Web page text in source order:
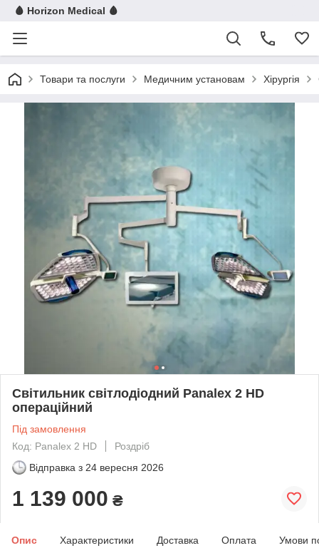
🩸 Horizon Medical 🩸
Товари та послуги Медичним установам Хірургія
Світильник світлодіодний Panalex 2 HD
операційний
Під замовлення
Код: Panalex 2 HD
Роздріб
Відправка з 24 вересня 2026
1 139 000 ₴
Опис Характеристики Доставка Оплата Умови